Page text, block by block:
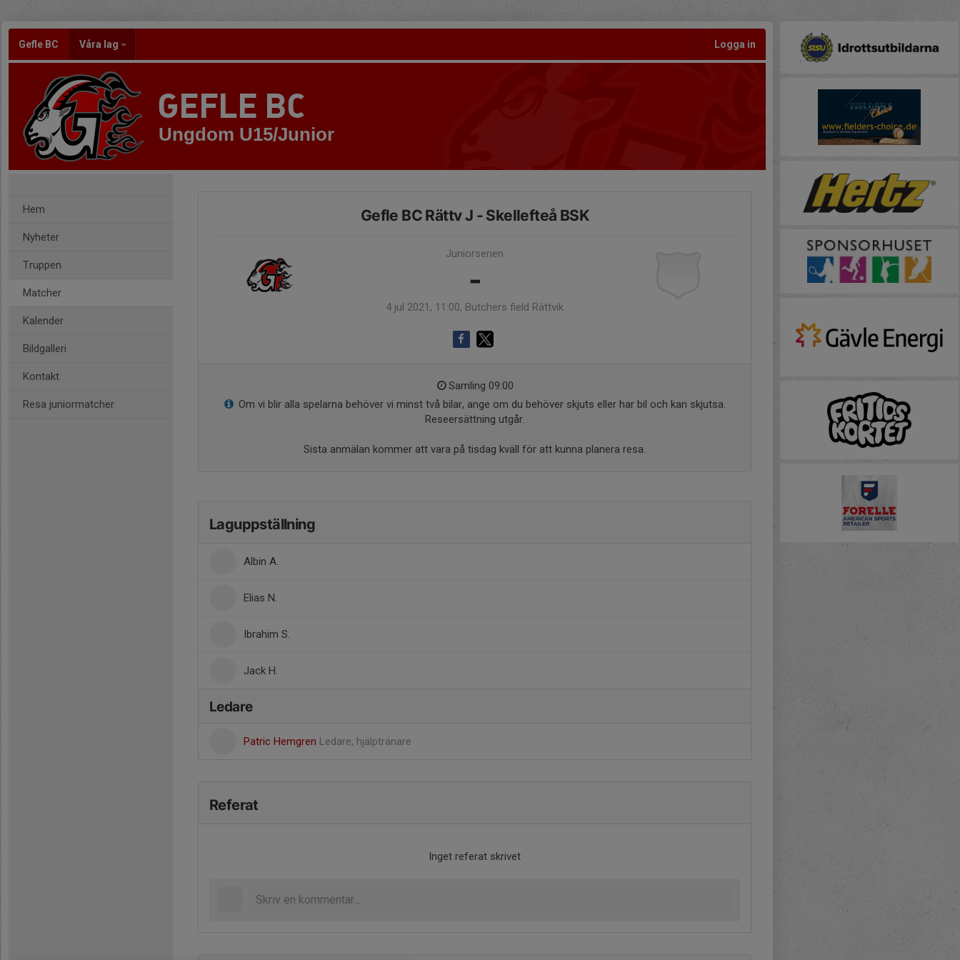
Gefle BC Våra lag Logga in
GEFLE BC
Ungdom U15/Junior
Hem
Nyheter
Truppen
Matcher
Kalender
Bildgalleri
Kontakt
Resa juniormatcher
Gefle BC Rättv J - Skellefteå BSK
Juniorserien
-
4 jul 2021, 11:00, Butchers field Rättvik
Samling 09:00
Om vi blir alla spelarna behöver vi minst två bilar, ange om du behöver skjuts eller har bil och kan skjutsa.
Reseersättning utgår.
Sista anmälan kommer att vara på tisdag kväll för att kunna planera resa.
Laguppställning
Albin A.
Elias N.
Ibrahim S.
Jack H.
Ledare
Patric Hemgren Ledare, hjälptränare
Referat
Inget referat skrivet